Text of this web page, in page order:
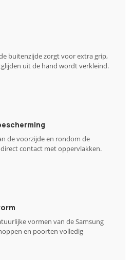
buitenzijde zorgt voor extra grip,
uit de hand wordt verkleind.
de voorzijde en rondom de
contact met oppervlakken.
vormen van de Samsung
en poorten volledig